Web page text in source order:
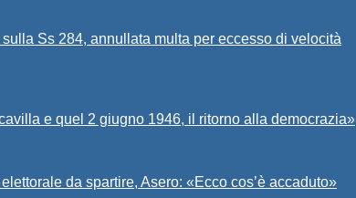
Ss 284, annullata multa per eccesso di velocità
e quel 2 giugno 1946, il ritorno alla democrazia»
da spartire, Asero: «Ecco cos’è accaduto»